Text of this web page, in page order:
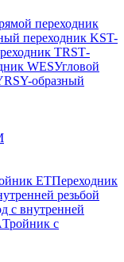
переходник
переходник KST-
TRSТ-
WESУгловой
Y-образный
ETПереходник
резьбой
с внутренней
Тройник с